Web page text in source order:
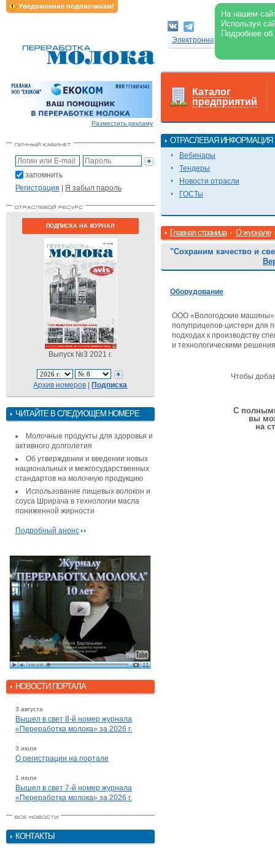
Уведомление подписчикам!
На нашем
Используя
Подробнее
Электронная версия
Разместить рекламу
запомнить
Регистрация | Я забыл пароль
ПОДПИСКА НА ЖУРНАЛ
Выпуск №3 2021 г.
Архив номеров |Подписка
ЧИТАЙТЕ В СЛЕДУЮЩЕМ НОМЕРЕ
Молочные продукты для здоровья и
активного долголетия
Об утверждении и введении новых
национальных и межгосударственных
стандартов на молочную продукцию
Использование пищевых волокон и
соуса Шрирача в технологии масла
пониженной жирности
Подробный анонс
НОВОСТИ ПОРТАЛА
3 августа
Вышел в свет 8-й номер журнала
«Переработка молока» за 2026 г.
3 июля
О регистрации на портале
1 июля
Вышел в свет 7-й номер журнала
«Переработка молока» за 2026 г.
КОНТАКТЫ
Каталог
предприятий
ОТРАСЛЕВАЯ ИНФОРМАЦИЯ
Вебинары
Тендеры
Новости отрасли
ГОСТы
Главная страница О журнале
"Сохраним качество и
Оборудование
ООО «Вологодские машины»
полуприцепов-цистерн для
подходах к производству
и технологическими
Чтобы
С
вы
на